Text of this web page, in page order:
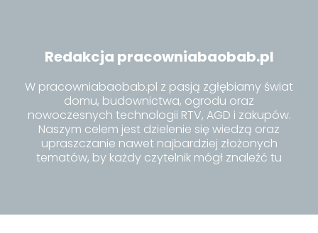
Redakcja pracowniabaobab.pl
W pracowniabaobab.pl z pasją zgłębiamy świat
domu, budownictwa, ogrodu oraz
nowoczesnych technologii RTV, AGD i zakupów.
Naszym celem jest dzielenie się wiedzą oraz
upraszczanie nawet najbardziej złożonych
tematów, by każdy czytelnik mógł znaleźć tu